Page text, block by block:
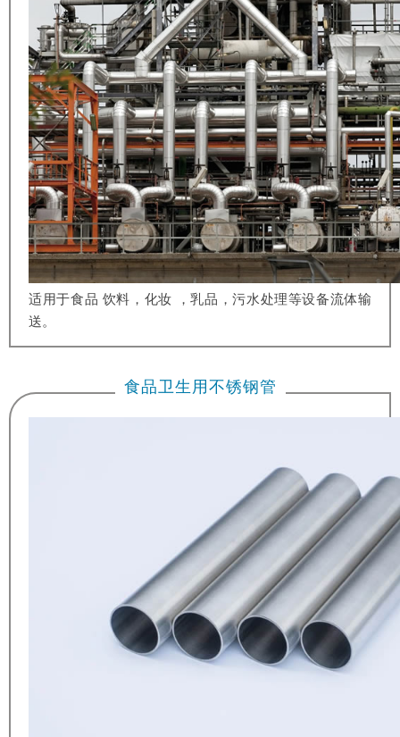
适用于食品 饮料，化妆 ，乳品，污水处理等设备流体输
送。
食品卫生用不锈钢管